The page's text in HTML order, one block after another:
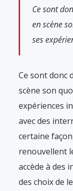
Ce sont
en scène
ses
Ce sont donc
scène son
expériences
avec des
certaine
renouvellent
accède à des
des choix de